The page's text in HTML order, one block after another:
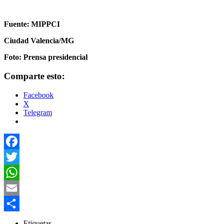
Fuente: MIPPCI
Ciudad Valencia/MG
Foto: Prensa presidencial
Comparte esto:
Facebook
X
Telegram
Facebook
Twitter
WhatsApp
Email
Compartir